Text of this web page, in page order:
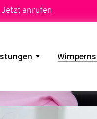
Jetzt anrufen